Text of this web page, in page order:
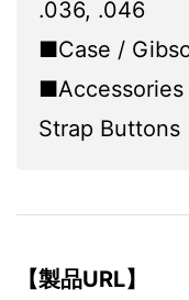
.036, .046
■Case /
■Accessories
Strap Buttons
【製品URL】